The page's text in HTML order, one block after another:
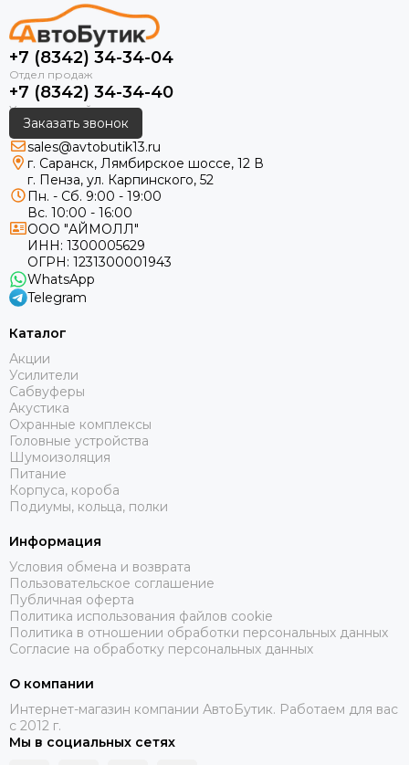
+7 (8342) 34-34-04
+7 (8342) 34-34-40
Заказать звонок
sales@avtobutik13.ru
г. Саранск, Лямбирское шоссе, 12 В
г. Пенза, ул. Карпинского, 52
Пн. - Сб. 9:00 - 19:00
Вс. 10:00 - 16:00
ООО "АЙМОЛЛ"
ИНН: 1300005629
ОГРН: 1231300001943
WhatsApp
Telegram
Каталог
Акции
Усилители
Сабвуферы
Акустика
Охранные комплексы
Головные устройства
Шумоизоляция
Питание
Корпуса, короба
Подиумы, кольца, полки
Информация
Условия обмена и возврата
Пользовательское соглашение
Публичная оферта
Политика использования файлов cookie
Политика в отношении обработки персональных данных
Согласие на обработку персональных данных
О компании
Интернет-магазин компании АвтоБутик. Работаем для вас
с 2012 г.
Мы в социальных сетях